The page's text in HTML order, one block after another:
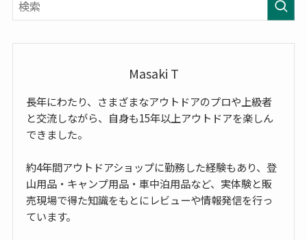
Masaki T
長年にわたり、さまざまなアウトドアのプロや上級者
と交流しながら、自身も15年以上アウトドアを楽しん
できました。
約4年間アウトドアショップに勤務した経験もあり、登
山用品・キャンプ用品・車中泊用品など、実体験と販
売現場で得た知識をもとにレビューや情報発信を行っ
ています。